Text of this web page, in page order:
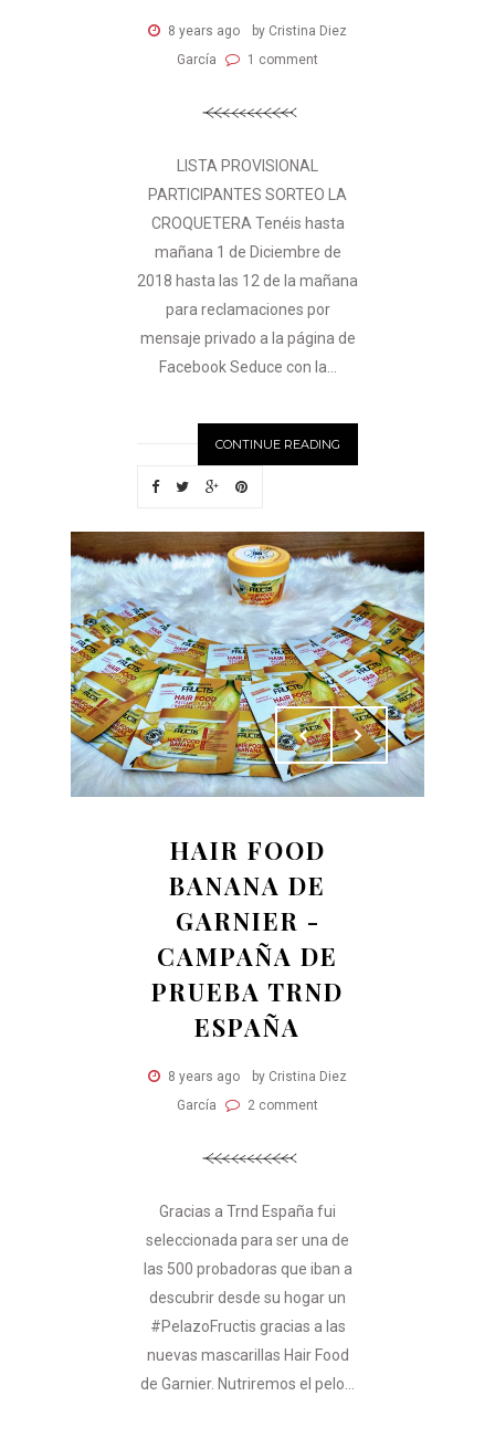
8 years ago
by Cristina Diez
García
1 comment
LISTA PROVISIONAL
PARTICIPANTES SORTEO LA
CROQUETERA Tenéis hasta
mañana 1 de Diciembre de
2018 hasta las 12 de la mañana
para reclamaciones por
mensaje privado a la página de
Facebook Seduce con la...
CONTINUE READING
HAIR FOOD
BANANA DE
GARNIER -
CAMPAÑA DE
PRUEBA TRND
ESPAÑA
8 years ago
by Cristina Diez
García
2 comment
Gracias a Trnd España fui
seleccionada para ser una de
las 500 probadoras que iban a
descubrir desde su hogar un
#PelazoFructis gracias a las
nuevas mascarillas Hair Food
de Garnier. Nutriremos el pelo...